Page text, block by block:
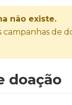
não existe.
de
doação